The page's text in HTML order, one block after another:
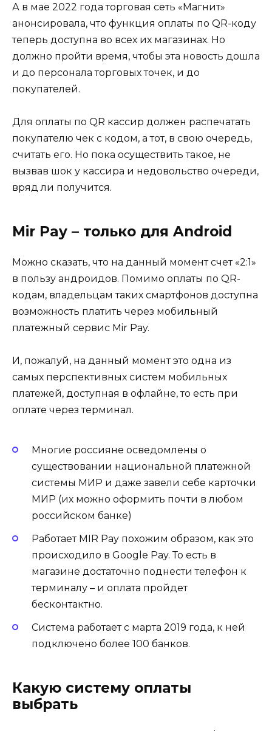
А в мае 2022 года торговая сеть «Магнит»
анонсировала, что функция оплаты по QR-коду
теперь доступна во всех их магазинах. Но
должно пройти время, чтобы эта новость дошла
и до персонала торговых точек, и до
покупателей.
Для оплаты по QR кассир должен распечатать
покупателю чек с кодом, а тот, в свою очередь,
считать его. Но пока осуществить такое, не
вызвав шок у кассира и недовольство очереди,
вряд ли получится.
Mir Pay – только для Android
Можно сказать, что на данный момент счет «2:1»
в пользу андроидов. Помимо оплаты по QR-
кодам, владельцам таких смартфонов доступна
возможность платить через мобильный
платежный сервис Mir Pay.
И, пожалуй, на данный момент это одна из
самых перспективных систем мобильных
платежей, доступная в офлайне, то есть при
оплате через терминал.
Многие россияне осведомлены о
существовании национальной платежной
системы МИР и даже завели себе карточки
МИР (их можно оформить почти в любом
российском банке)
Работает MIR Pay похожим образом, как это
происходило в Google Pay. То есть в
магазине достаточно поднести телефон к
терминалу – и оплата пройдет
бесконтактно.
Система работает с марта 2019 года, к ней
подключено более 100 банков.
Какую систему оплаты
выбрать